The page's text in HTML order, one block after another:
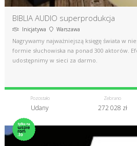
BIBLIA AUDIO superprodukcja
Inicjatywa Warszawa
Nagrywamy najważniejszą księgę świata w
formie słuchowiska na ponad 300 aktorów.
udostępnimy w sieci za darmo.
Pozostało
Udany
Zebrano
272 028 zł